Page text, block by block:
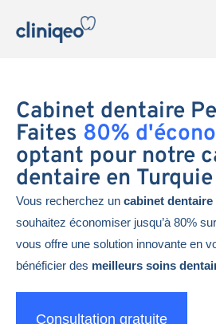
Cabinet dentaire
Faites 80%
optant pour notre
dentaire en Turquie
Vous recherchez un cabinet
souhaitez économiser jusqu’à 80%
vous offre une solution innovante en
bénéficier des meilleurs soins
Consultation gratuite